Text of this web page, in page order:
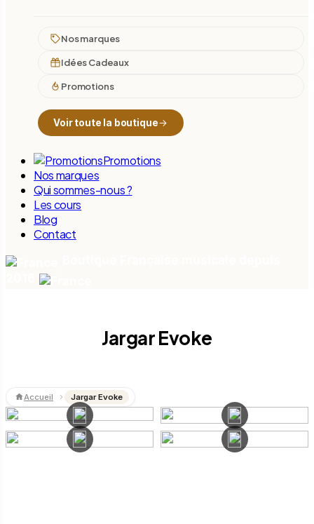
Nos marques
Idées Cadeaux
Promotions
Voir toute la boutique
Promotions
Nos marques
Qui sommes-nous ?
Les cours
Blog
Contact
Jargar Evoke
Accueil Jargar Evoke